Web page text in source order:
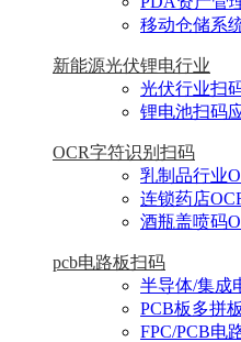
移动仓储系
新能源光伏锂电行业
光伏行业扫
锂电池扫码
OCR字符识别扫码
乳制品行业
连锁药店
酒瓶盖喷码
pcb电路板扫码
半导体/集成
PCB板多拼
FPC/PCB电